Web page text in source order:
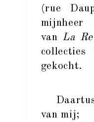
(rue
mijnheer
van La
collecties
gekocht.
van mij;